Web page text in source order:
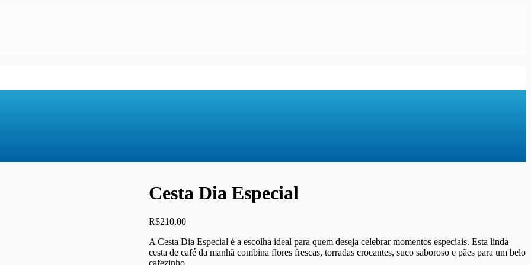
Cesta Dia Especial
R$210,00
A Cesta Dia Especial é a escolha ideal para quem deseja celebrar momentos especiais. Esta linda
cesta de café da manhã combina flores frescas, torradas crocantes, suco saboroso e pães para um belo